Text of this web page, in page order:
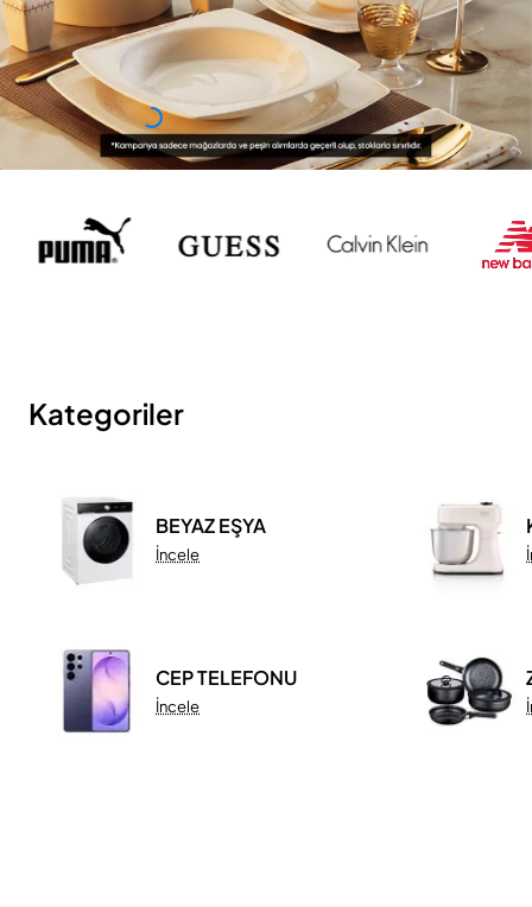
Kategoriler
BEYAZ EŞYA
İncele
CEP TELEFONU
İncele